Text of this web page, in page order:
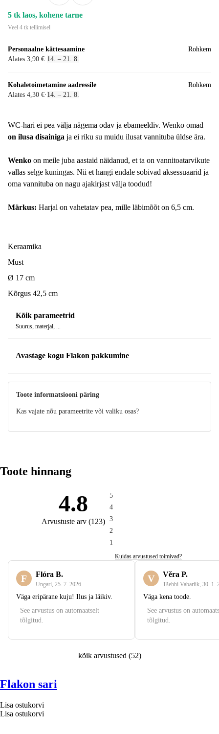
5 tk laos, kohene tarne
Veel 4 tk tellimisel
Personaalne kättesaamine
Alates 3,90 €· 14. – 21. 8.
Rohkem
Kohaletoimetamine aadressile
Alates 4,30 €· 14. – 21. 8.
Rohkem
WC-hari ei pea välja nägema odav ja ebameeldiv. Wenko omad
on ilusa disainiga ja ei riku su muidu ilusat vannituba üldse ära.
Wenko on meile juba aastaid näidanud, et ta on vannitoatarvikute
vallas selge kuningas. Nii et hangi endale sobivad aksessuaarid ja
oma vannituba on nagu ajakirjast välja toodud!
Märkus: Harjal on vahetatav pea, mille läbimõõt on 6,5 cm.
Keraamika
Must
Ø 17 cm
Kõrgus 42,5 cm
Kõik parameetrid
Suurus, materjal, ...
Avastage kogu Flakon pakkumine
Toote informatsiooni päring
Kas vajate nõu parameetrite või valiku osas?
Toote hinnang
4.8
Arvustuste arv (123)
5
4
3
2
1
Kuidas arvustused toimivad?
F Flóra B.
Ungari 25. 7. 2026
Väga eripärane kuju! Ilus ja läikiv.
See arvustus on automaatselt
tõlgitud.
V Věra P.
Tšehhi Vabariik 30. 1.
Väga kena toode.
See arvustus on
tõlgitud.
kõik arvustused (52)
Flakon sari
Lisa ostukorvi
Lisa ostukorvi